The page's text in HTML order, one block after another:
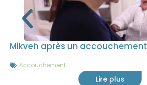
Mikveh après un accouchement
Accouchement
Lire plus